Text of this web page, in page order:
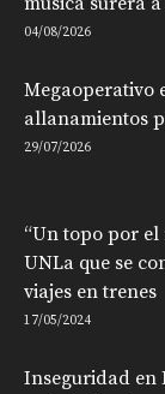
04/08/2026
Megaoperativo
allanamientos
29/07/2026
“Un topo por
UNLa que se
viajes en trenes
17/05/2024
Inseguridad en